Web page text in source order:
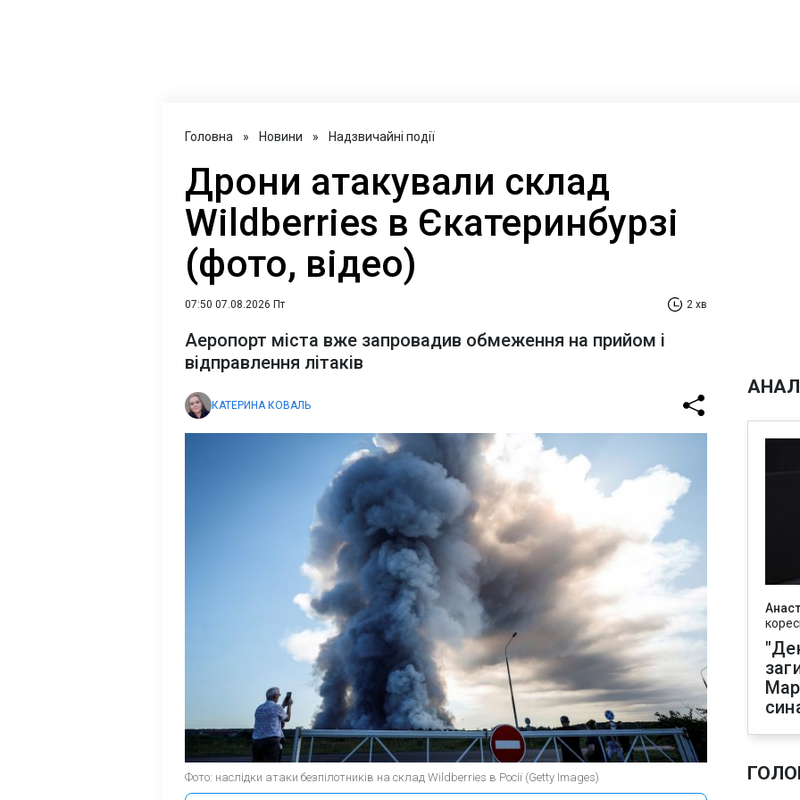
Головна » Новини » Надзвичайні події
Дрони атакували склад
Wildberries в Єкатеринбурзі
(фото, відео)
07:50 07.08.2026 Пт 2 хв
Аеропорт міста вже запровадив обмеження на прийом і
відправлення літаків
КАТЕРИНА КОВАЛЬ
Фото: наслідки атаки безпілотників на склад Wildberries в Росії (Getty Images)